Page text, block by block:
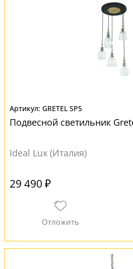
GRETEL SP5
Подвесной светильник
Ideal Lux (Италия)
29 490 ₽